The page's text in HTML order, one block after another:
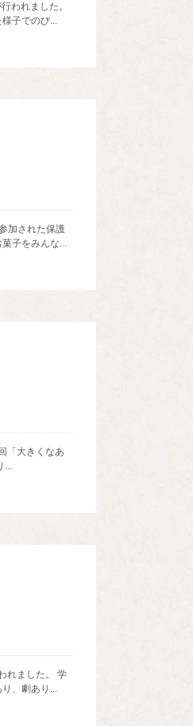
われました。
子でのび...
加された保護
子をみんな...
「大きくなあ
...
れました。 学
、劇あり...